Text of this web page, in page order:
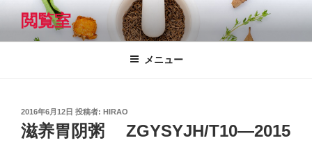
テ
閲覧室
メニュー
投
稿
日:
2016年6月12日 投稿者: HIRAO
滋养胃阴粥 ZGYSYJH/T10―2015